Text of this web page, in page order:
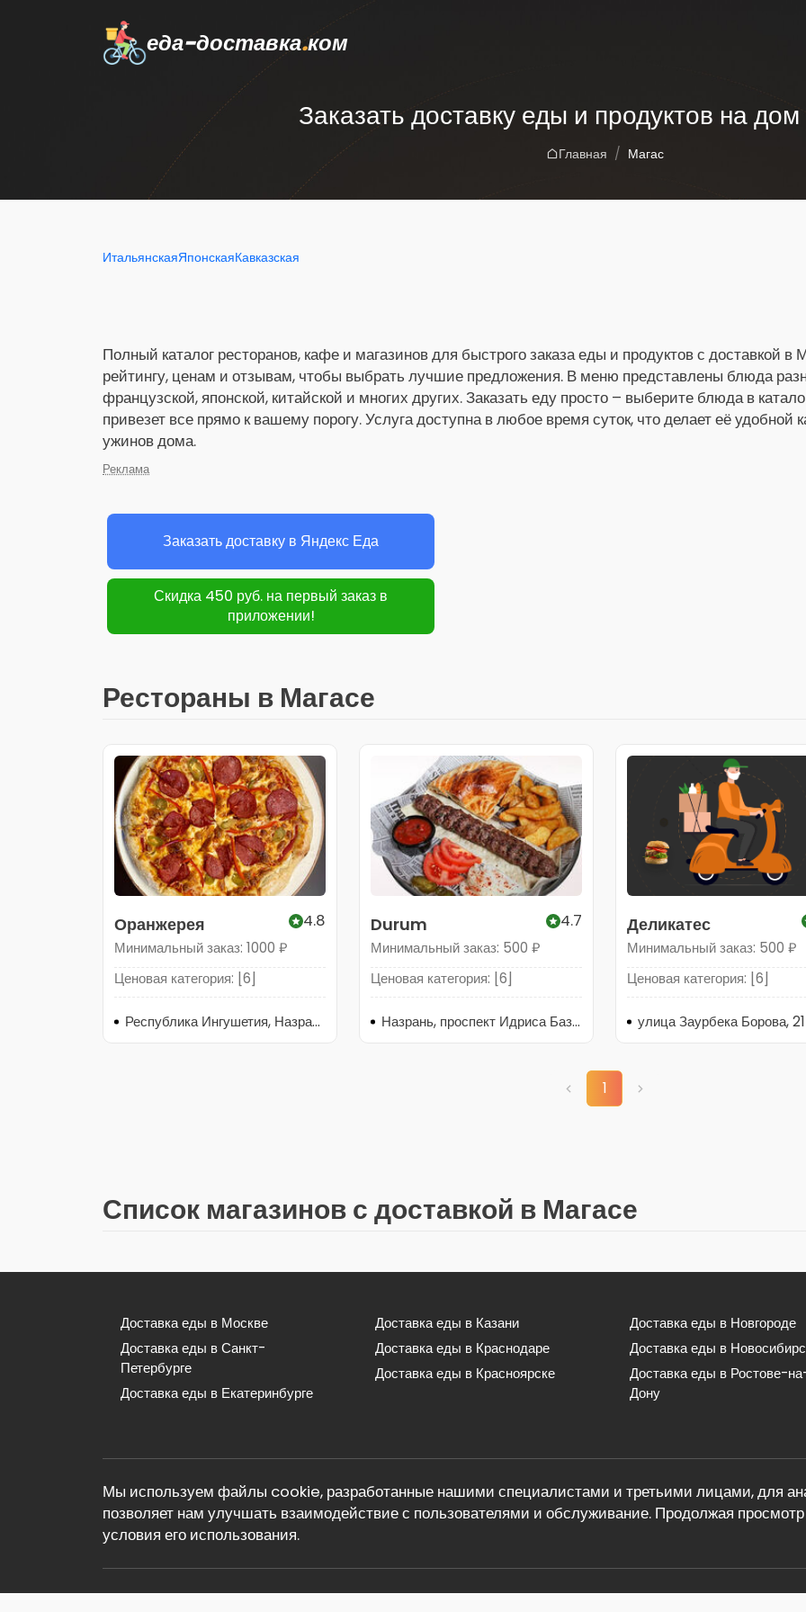
еда-доставка.ком
Заказать доставку еды и продуктов на
Главная Магас
ИтальянскаяЯпонскаяКавказская
Полный каталог ресторанов, кафе и магазинов для быстрого заказа еды и продуктов с доставкой в
рейтингу, ценам и отзывам, чтобы выбрать лучшие предложения. В меню представлены блюда
французской, японской, китайской и многих других. Заказать еду просто – выберите блюда в
привезет все прямо к вашему порогу. Услуга доступна в любое время суток, что делает её
ужинов дома.
Реклама
Заказать доставку в Яндекс Еда
Скидка 450 руб. на первый заказ в
приложении!
Рестораны в Магасе
Оранжерея 4.8
Минимальный заказ: 1000 ₽
Ценовая категория: [6]
Республика Ингушетия, Назрань, проспект Идриса Базоркина, 116
Durum 4.7
Минимальный заказ: 500 ₽
Ценовая категория: [6]
Назрань, проспект Идриса Базоркина, 116
Деликатес
Минимальный заказ: 500 ₽
Ценовая категория: [6]
улица Заурбека Борова, 21
1
Список магазинов с доставкой в Магасе
Доставка еды в Москве
Доставка еды в Санкт-
Петербурге
Доставка еды в Екатеринбурге
Доставка еды в Казани
Доставка еды в Краснодаре
Доставка еды в Красноярске
Доставка еды в Новгороде
Доставка еды в
Доставка еды в Ростове-
Дону
Мы используем файлы cookie, разработанные нашими специалистами и третьими лицами, для
позволяет нам улучшать взаимодействие с пользователями и обслуживание. Продолжая
условия его использования.